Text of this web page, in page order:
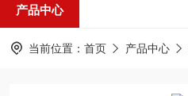
产品中心
当前位置： 首页 产品中心